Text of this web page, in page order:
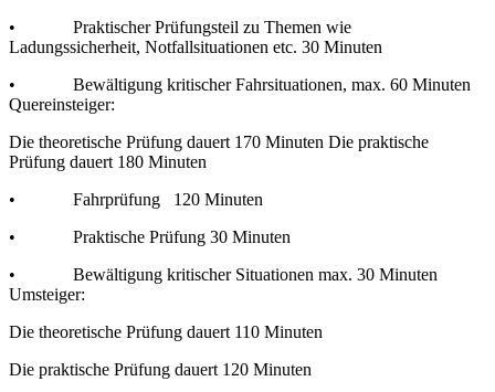
• Praktischer Prüfungsteil zu Themen wie
Ladungssicherheit, Notfallsituationen etc. 30 Minuten
• Bewältigung kritischer Fahrsituationen, max. 60 Minuten
Quereinsteiger:
Die theoretische Prüfung dauert 170 Minuten Die praktische
Prüfung dauert 180 Minuten
• Fahrprüfung 120 Minuten
• Praktische Prüfung 30 Minuten
• Bewältigung kritischer Situationen max. 30 Minuten
Umsteiger:
Die theoretische Prüfung dauert 110 Minuten
Die praktische Prüfung dauert 120 Minuten